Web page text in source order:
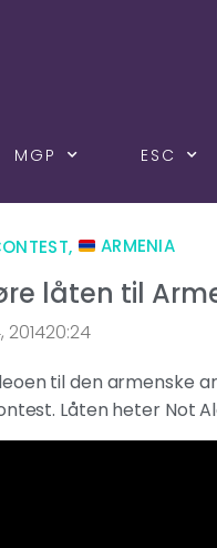
MGP ESC
, ARMENIA
låten til
201420:24
til den armenske
Låten heter Not